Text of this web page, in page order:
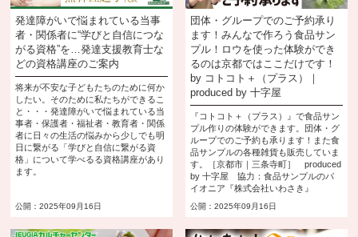
発達障がいで悩まれている当事
者・関係者に“学びと自信につな
がる資格”を…発達支援教育士な
どの資格講座のご案内
将来が不安な子どもたちのために何か
したい。そのために私たちができるこ
と・・・発達障がいで悩まれている当
事者・保護者・福祉者・教育者・関係
者に日々の生活の悩みから少しでも明
日に繋がる「学びと自信に繋がる資
格」について学べるる資格講座があり
ます。
公開：2025年09月16日
団体・グループでのご予約承り
ます！みんなで作ろう食品サン
プル！ロウを使った体験ができ
るのは京都ではここだけです！
by コトコト＋（プラス）｜
produced by 十字屋
『コトコト＋（プラス）』で食品サン
プル作りの体験ができます。団体・グ
ループでのご予約も承ります！また食
品サンプルの各種雑貨も販売していま
す。［京都市｜三条寺町］ produced
by 十字屋 協力：食品サンプルのパ
イオニア『株式会社いわさき』
公開：2025年09月16日